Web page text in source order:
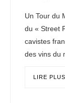
Un Tour du
du « Street
cavistes
des vins du
LIRE PLUS